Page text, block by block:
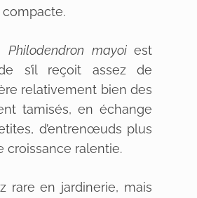
Philodendron mayoiest
s’il reçoit assez de
relativement bien des
tamisés, en échange
d’entrenœuds plus
croissance ralentie.
rare en jardinerie, mais